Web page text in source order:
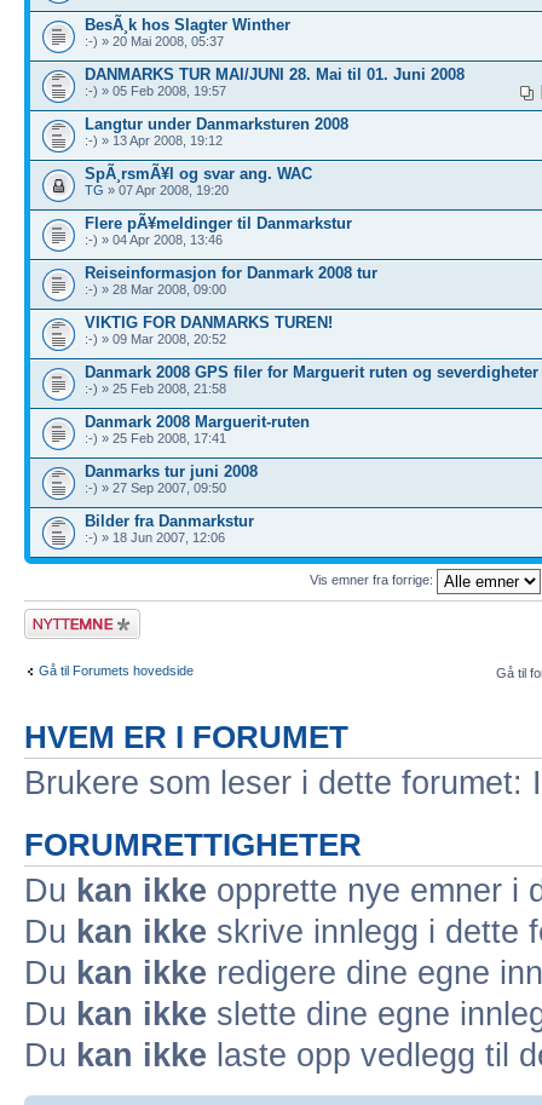
BesÃ¸k hos Slagter Winther
:-) » 20 Mai 2008, 05:37
DANMARKS TUR MAI/JUNI 28. Mai til 01. Juni 2008
:-) » 05 Feb 2008, 19:57
Langtur under Danmarksturen 2008
:-) » 13 Apr 2008, 19:12
SpÃ¸rsmÃ¥l og svar ang. WAC
TG » 07 Apr 2008, 19:20
Flere pÃ¥meldinger til Danmarkstur
:-) » 04 Apr 2008, 13:46
Reiseinformasjon for Danmark 2008 tur
:-) » 28 Mar 2008, 09:00
VIKTIG FOR DANMARKS TUREN!
:-) » 09 Mar 2008, 20:52
Danmark 2008 GPS filer for Marguerit ruten og severdigheter
:-) » 25 Feb 2008, 21:58
Danmark 2008 Marguerit-ruten
:-) » 25 Feb 2008, 17:41
Danmarks tur juni 2008
:-) » 27 Sep 2007, 09:50
Bilder fra Danmarkstur
:-) » 18 Jun 2007, 12:06
Vis emner fra forrige:
Legg inn et nytt
emne
Gå til Forumets hovedside Gå til
HVEM ER I FORUMET
Brukere som leser i dette
FORUMRETTIGHETER
Du kan ikke opprette nye emner i
Du kan ikke skrive innlegg i dette
Du kan ikke redigere dine egne
Du kan ikke slette dine egne
Du kan ikke laste opp vedlegg til